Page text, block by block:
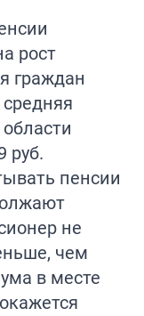
рост
граждан
руб.
пенсии
не
чем
в месте